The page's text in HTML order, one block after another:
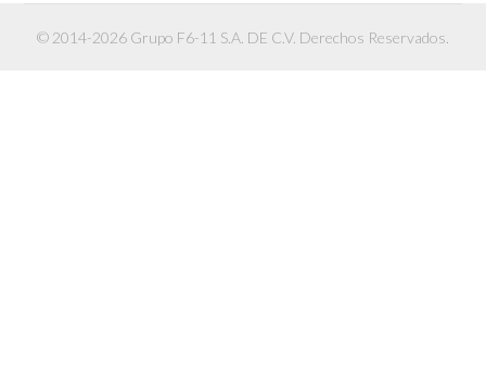
© 2014-2026 Grupo F6-11 S.A. DE C.V. Derechos Reservados.